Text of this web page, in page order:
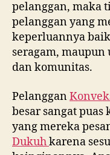
pelanggan, maka
pelanggan yang
keperluannya
seragam,
dan komunitas.
Pelanggan
besar sangat
yang mereka
Dukuhkarena